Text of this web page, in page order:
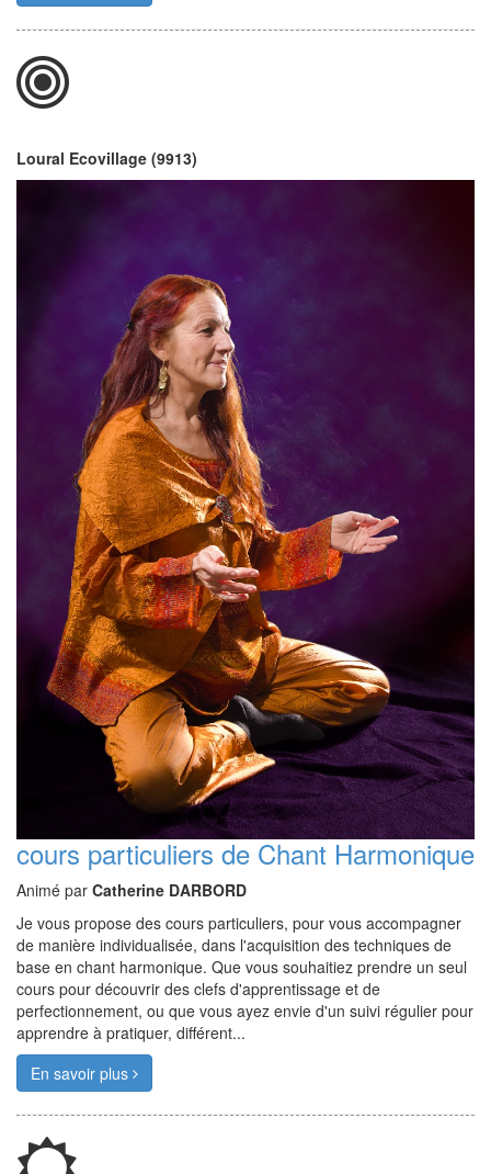
Loural Ecovillage (9913)
cours particuliers de Chant Harmonique
Animé par Catherine DARBORD
Je vous propose des cours particuliers, pour vous accompagner
de manière individualisée, dans l'acquisition des techniques de
base en chant harmonique. Que vous souhaitiez prendre un seul
cours pour découvrir des clefs d'apprentissage et de
perfectionnement, ou que vous ayez envie d'un suivi régulier pour
apprendre à pratiquer, différent...
En savoir plus